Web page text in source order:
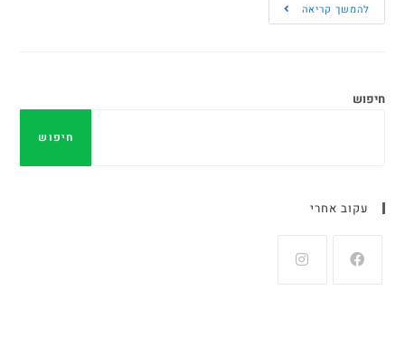
להמשך קריאה
חיפוש
חיפוש
עקוב אחרי